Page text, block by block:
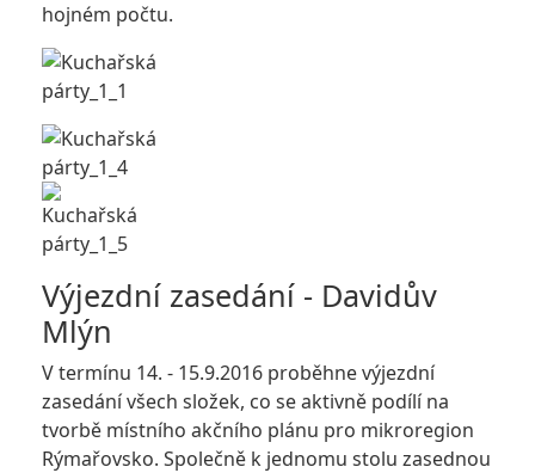
hojném počtu.
Výjezdní zasedání - Davidův
Mlýn
V termínu 14. - 15.9.2016 proběhne výjezdní
zasedání všech složek, co se aktivně podílí na
tvorbě místního akčního plánu pro mikroregion
Rýmařovsko. Společně k jednomu stolu zasednou